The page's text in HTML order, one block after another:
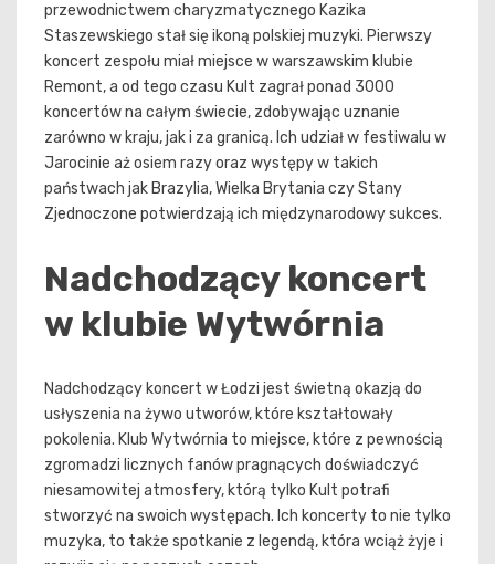
przewodnictwem charyzmatycznego Kazika
Staszewskiego stał się ikoną polskiej muzyki. Pierwszy
koncert zespołu miał miejsce w warszawskim klubie
Remont, a od tego czasu Kult zagrał ponad 3000
koncertów na całym świecie, zdobywając uznanie
zarówno w kraju, jak i za granicą. Ich udział w festiwalu w
Jarocinie aż osiem razy oraz występy w takich
państwach jak Brazylia, Wielka Brytania czy Stany
Zjednoczone potwierdzają ich międzynarodowy sukces.
Nadchodzący koncert
w klubie Wytwórnia
Nadchodzący koncert w Łodzi jest świetną okazją do
usłyszenia na żywo utworów, które kształtowały
pokolenia. Klub Wytwórnia to miejsce, które z pewnością
zgromadzi licznych fanów pragnących doświadczyć
niesamowitej atmosfery, którą tylko Kult potrafi
stworzyć na swoich występach. Ich koncerty to nie tylko
muzyka, to także spotkanie z legendą, która wciąż żyje i